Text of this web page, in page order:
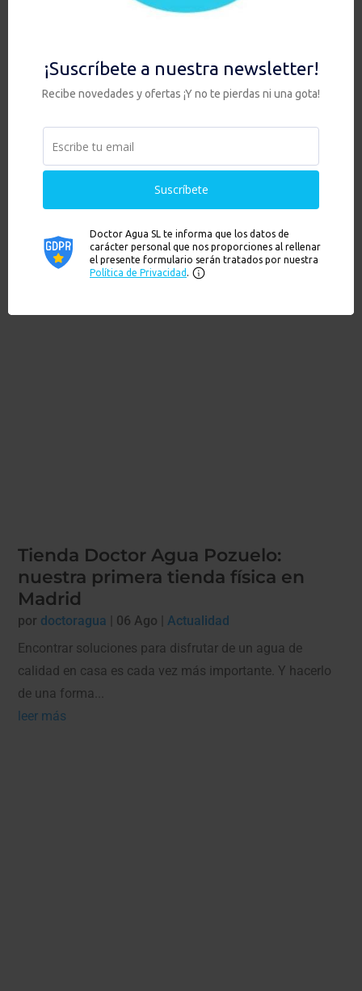
concreto para transformar la manera en que los
tener agua sana en casa pueden escribir un email
ainfo@doctoragua.es
para su próxima compra que con todo gusto le
Tienda Doctor Agua Pozuelo:
nuestra primera tienda física en
Madrid
por doctoragua 06 Ago |Actualidad
Encontrar soluciones para disfrutar de un agua de
calidad en casa es cada vez más importante. Y hacerlo
de una forma...
leer más